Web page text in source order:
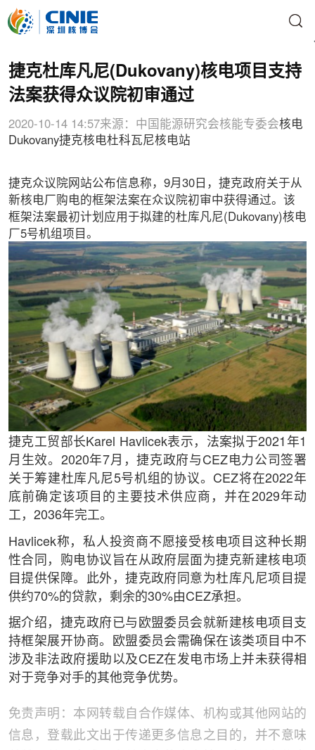
捷克杜库凡尼(Dukovany)核电项目支持
法案获得众议院初审通过
2020-10-14 14:57来源：中国能源研究会核能专委会核电
Dukovany捷克核电杜科瓦尼核电站
捷克众议院网站公布信息称，9月30日，捷克政府关于从
新核电厂购电的框架法案在众议院初审中获得通过。该
框架法案最初计划应用于拟建的杜库凡尼(Dukovany)核电
厂5号机组项目。
捷克工贸部长Karel Havlicek表示，法案拟于2021年1
月生效。2020年7月，捷克政府与CEZ电力公司签署
关于筹建杜库凡尼5号机组的协议。CEZ将在2022年
底前确定该项目的主要技术供应商，并在2029年动
工，2036年完工。
Havlicek称，私人投资商不愿接受核电项目这种长期
性合同，购电协议旨在从政府层面为捷克新建核电项
目提供保障。此外，捷克政府同意为杜库凡尼项目提
供约70%的贷款，剩余的30%由CEZ承担。
据介绍，捷克政府已与欧盟委员会就新建核电项目支
持框架展开协商。欧盟委员会需确保在该类项目中不
涉及非法政府援助以及CEZ在发电市场上并未获得相
对于竞争对手的其他竞争优势。
免责声明：本网转载自合作媒体、机构或其他网站的
信息，登载此文出于传递更多信息之目的，并不意味